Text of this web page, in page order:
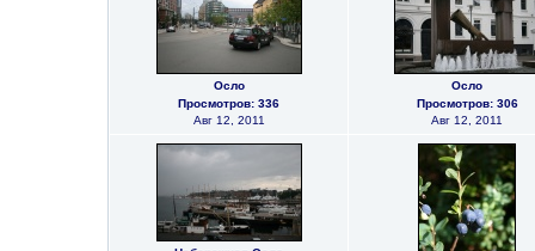
Осло
Просмотров: 336
Авг 12, 2011
Осло
Просмотров: 306
Авг 12, 2011